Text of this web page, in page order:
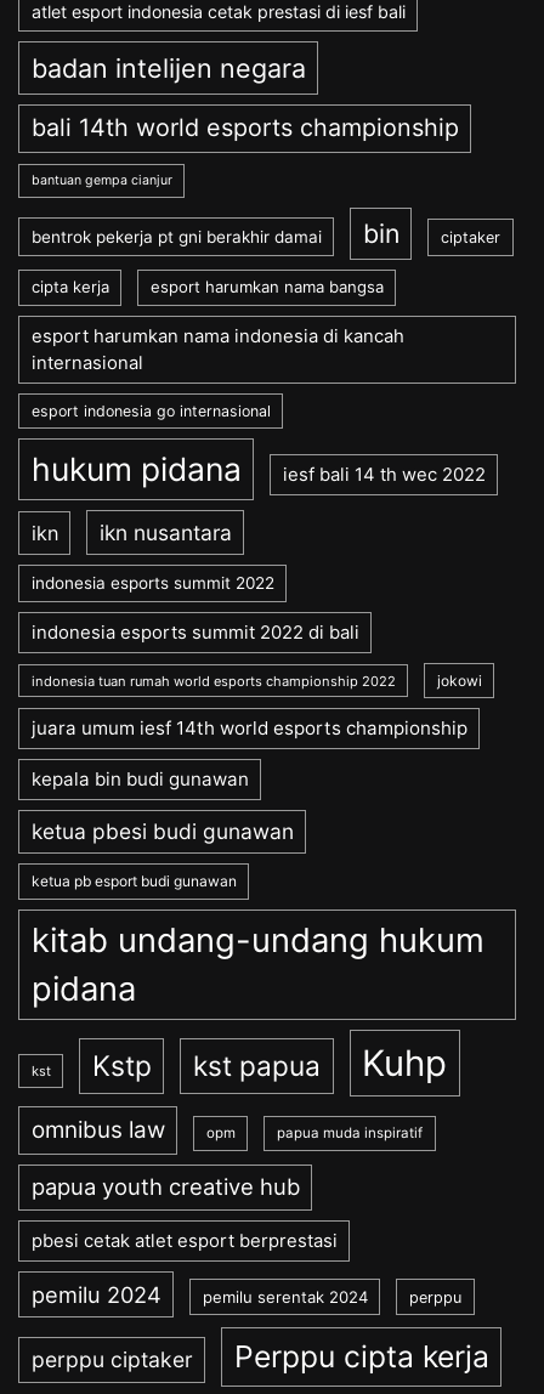
atlet esport indonesia cetak prestasi di iesf bali
badan intelijen negara
bali 14th world esports championship
bantuan gempa cianjur
bentrok pekerja pt gni berakhir damai bin ciptaker
cipta kerja esport harumkan nama bangsa
esport harumkan nama indonesia di kancah
internasional
esport indonesia go internasional
hukum pidana iesf bali 14 th wec 2022
ikn ikn nusantara
indonesia esports summit 2022
indonesia esports summit 2022 di bali
indonesia tuan rumah world esports championship 2022 jokowi
juara umum iesf 14th world esports championship
kepala bin budi gunawan
ketua pbesi budi gunawan
ketua pb esport budi gunawan
kitab undang-undang hukum
pidana
kst Kstp kst papua Kuhp
omnibus law opm papua muda inspiratif
papua youth creative hub
pbesi cetak atlet esport berprestasi
pemilu 2024 pemilu serentak 2024 perppu
perppu ciptaker Perppu cipta kerja